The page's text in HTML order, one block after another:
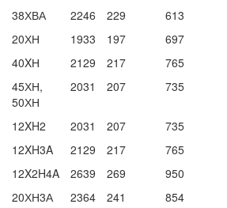
38ХВА 2246 229 613
20ХН
1933 197 697
40XН
2129 217 765
45ХН,
50ХН
2031 207 735
12XH2 2031 207 735
12XH3A
2129 217 765
12X2H4A
2639 269 950
20ХН3А
2364 241 854